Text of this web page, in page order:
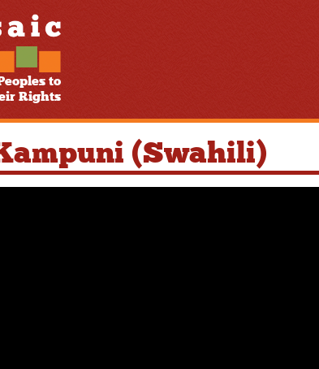
to
Rights
(Swahili)